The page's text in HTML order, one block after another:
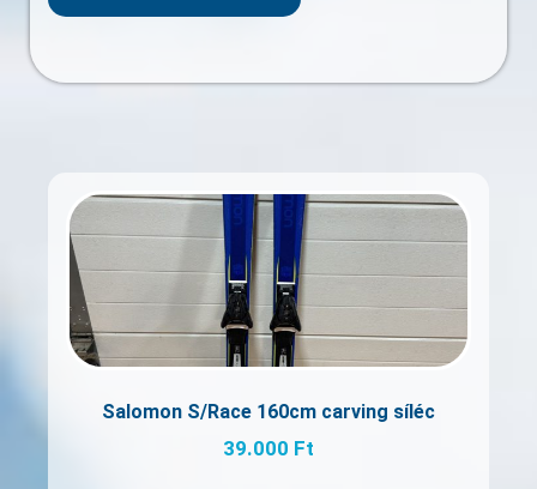
Salomon S/Race 160cm carving síléc
39.000 Ft